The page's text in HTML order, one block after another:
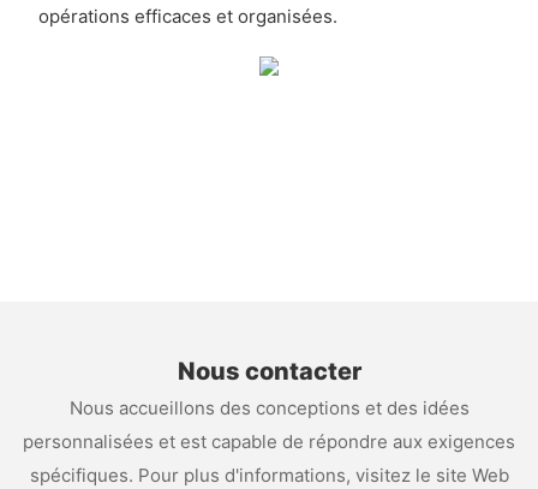
opérations efficaces et organisées.
Nous contacter
Nous accueillons des conceptions et des idées
personnalisées et est capable de répondre aux exigences
spécifiques. Pour plus d'informations, visitez le site Web